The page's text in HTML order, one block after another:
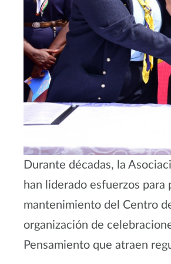
Durante décadas, la
han liderado esfuerzos
mantenimiento del Centro
organización de
Pensamiento que atraen